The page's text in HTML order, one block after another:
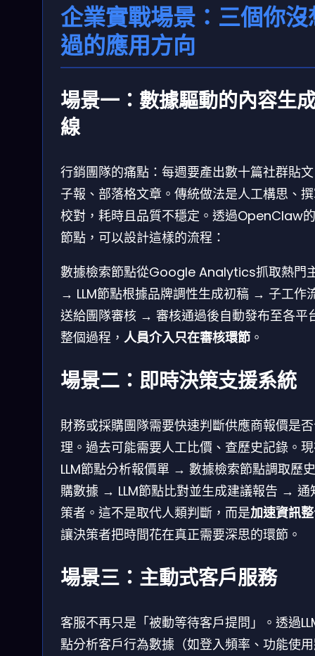
企業實戰場景：三個你沒
過的應用方向
場景一：數據驅動的內容生
線
行銷團隊的痛點：每週要產出數十篇社群貼
子報、部落格文章。傳統做法是人工構思、
校對，耗時且品質不穩定。透過OpenClaw的
節點，可以設計這樣的流程：
數據檢索節點從Google Analytics抓取熱門
→ LLM節點根據品牌調性生成初稿 → 子工作
送給團隊審核 → 審核通過後自動發布至各平
整個過程， 人員介入只在審核環節 。
場景二：即時決策支援系統
財務或採購團隊需要快速判斷供應商報價是
理。過去可能需要人工比價、查歷史記錄。
LLM節點分析報價單 → 數據檢索節點調取歷
購數據 → LLM節點比對並生成建議報告 → 通
策者。這不是取代人類判斷，而是加速資訊
讓決策者把時間花在真正需要深思的環節。
場景三：主動式客戶服務
客服不再只是「被動等待客戶提問」。透過
點分析客戶行為數據（如登入頻率、功能使